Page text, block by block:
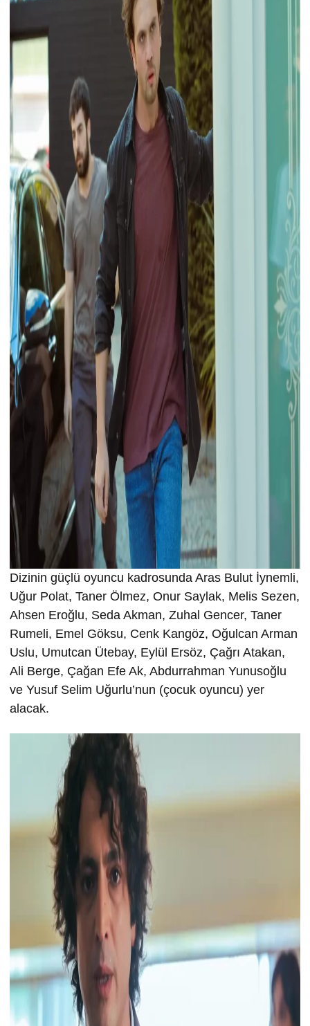
Dizinin güçlü oyuncu kadrosunda Aras Bulut İynemli,
Uğur Polat, Taner Ölmez, Onur Saylak, Melis Sezen,
Ahsen Eroğlu, Seda Akman, Zuhal Gencer, Taner
Rumeli, Emel Göksu, Cenk Kangöz, Oğulcan Arman
Uslu, Umutcan Ütebay, Eylül Ersöz, Çağrı Atakan,
Ali Berge, Çağan Efe Ak, Abdurrahman Yunusoğlu
ve Yusuf Selim Uğurlu’nun (çocuk oyuncu) yer
alacak.